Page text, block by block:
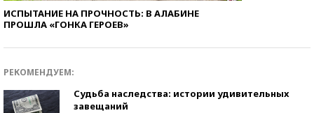
ИСПЫТАНИЕ НА ПРОЧНОСТЬ: В АЛАБИНЕ
ПРОШЛА «ГОНКА ГЕРОЕВ»
РЕКОМЕНДУЕМ:
Судьба наследства: истории удивительных
завещаний